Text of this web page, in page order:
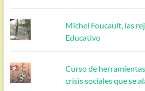
Michel Foucault, las
Educativo
Curso de
crisis sociales que se